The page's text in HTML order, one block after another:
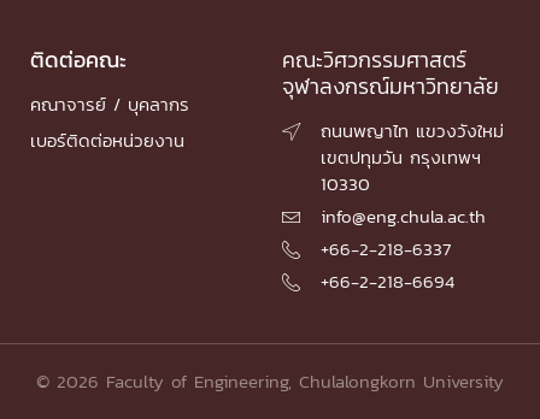
ติดต่อคณะ
คณาจารย์ / บุคลากร
เบอร์ติดต่อหน่วยงาน
คณะวิศวกรรมศาสตร์
จุฬาลงกรณ์มหาวิทยาลัย

ถนนพญาไท แขวงวังใหม่
เขตปทุมวัน กรุงเทพฯ
10330
 info@eng.chula.ac.th
 +66-2-218-6337
 +66-2-218-6694
© 2026 Faculty of Engineering, Chulalongkorn University